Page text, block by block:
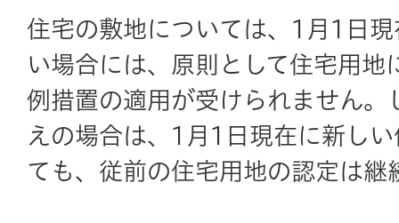
住宅の敷地については、1月1日
い場合には、原則として住宅用地
例措置の適用が受けられません。
えの場合は、1月1日現在に新し
ても、従前の住宅用地の認定は継